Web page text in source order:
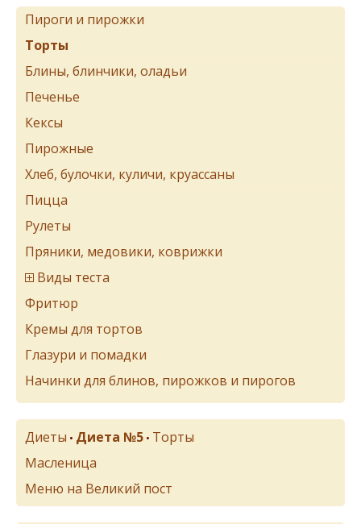
Пироги и пирожки
Торты
Блины, блинчики, оладьи
Печенье
Кексы
Пирожные
Хлеб, булочки, куличи, круассаны
Пицца
Рулеты
Пряники, медовики, коврижки
Виды теста
Фритюр
Кремы для тортов
Глазури и помадки
Начинки для блинов, пирожков и пирогов
Диеты • Диета №5 • Торты
Масленица
Меню на Великий пост